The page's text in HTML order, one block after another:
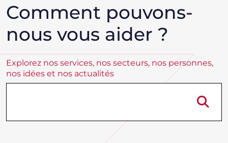
Comment pouvons-
nous vous aider ?
Explorez nos services, nos secteurs, nos personnes,
nos idées et nos actualités